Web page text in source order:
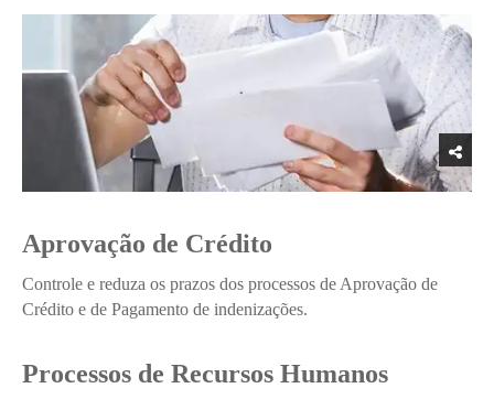
Aprovação de Crédito
Controle e reduza os prazos dos processos de Aprovação de
Crédito e de Pagamento de indenizações.
Processos de Recursos Humanos